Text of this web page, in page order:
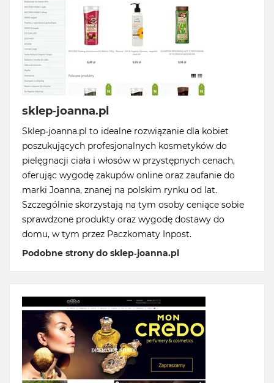
sklep-joanna.pl
Sklep-joanna.pl to idealne rozwiązanie dla kobiet
poszukujących profesjonalnych kosmetyków do
pielęgnacji ciała i włosów w przystępnych cenach,
oferując wygodę zakupów online oraz zaufanie do
marki Joanna, znanej na polskim rynku od lat.
Szczególnie skorzystają na tym osoby ceniące sobie
sprawdzone produkty oraz wygodę dostawy do
domu, w tym przez Paczkomaty Inpost.
Podobne strony do sklep-joanna.pl